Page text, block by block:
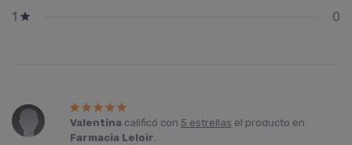
1
0
Valentina calificó con 5 estrellas el producto en
Farmacia Leloir.